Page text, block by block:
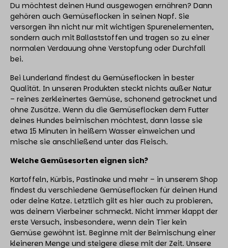
Du möchtest deinen Hund ausgewogen ernähren? Dann
gehören auch Gemüseflocken in seinen Napf. Sie
versorgen ihn nicht nur mit wichtigen Spurenelementen,
sondern auch mit Ballaststoffen und tragen so zu einer
normalen Verdauung ohne Verstopfung oder Durchfall
bei.
Bei Lunderland findest du Gemüseflocken in bester
Qualität. In unseren Produkten steckt nichts außer Natur
– reines zerkleinertes Gemüse, schonend getrocknet und
ohne Zusätze. Wenn du die Gemüseflocken dem Futter
deines Hundes beimischen möchtest, dann lasse sie
etwa 15 Minuten in heißem Wasser einweichen und
mische sie anschließend unter das Fleisch.
Welche Gemüsesorten eignen sich?
Kartoffeln, Kürbis, Pastinake und mehr – in unserem Shop
findest du verschiedene Gemüseflocken für deinen Hund
oder deine Katze. Letztlich gilt es hier auch zu probieren,
was deinem Vierbeiner schmeckt. Nicht immer klappt der
erste Versuch, insbesondere, wenn dein Tier kein
Gemüse gewöhnt ist. Beginne mit der Beimischung einer
kleineren Menge und steigere diese mit der Zeit. Unsere